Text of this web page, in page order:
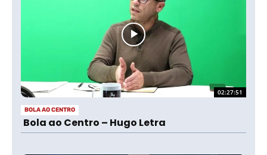
02:27:51
BOLA AO CENTRO
Bola ao Centro – Hugo Letra